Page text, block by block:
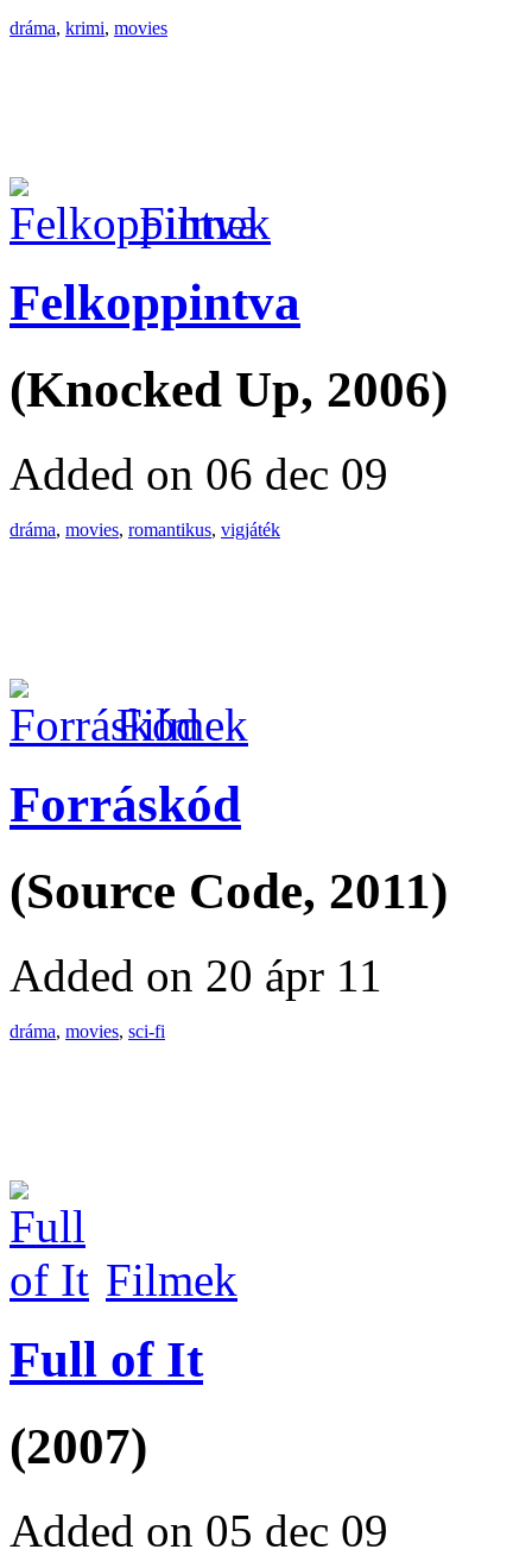
dráma, krimi, movies
Filmek
Felkoppintva
(Knocked Up, 2006)
Added on 06 dec 09
dráma, movies, romantikus, vigjáték
Filmek
Forráskód
(Source Code, 2011)
Added on 20 ápr 11
dráma, movies, sci-fi
Filmek
Full of It
(2007)
Added on 05 dec 09